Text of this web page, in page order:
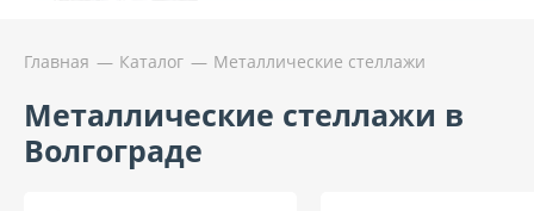
Главная Каталог Металлические стеллажи
Металлические стеллажи в
Волгограде